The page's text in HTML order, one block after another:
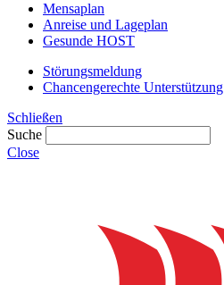
Mensaplan
Anreise und Lageplan
Gesunde HOST
Störungsmeldung
Chancengerechte Unterstützung
Schließen
Suche
Close